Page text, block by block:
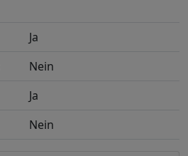
Ja
Nein
Ja
Nein